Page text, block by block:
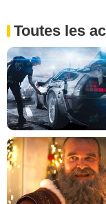
Toutes les